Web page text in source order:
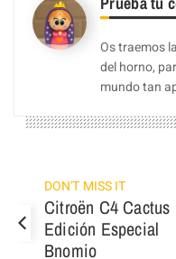
Os traemos
del horno,
mundo tan
DON'T MISS IT
Citroën C4 Cactus
Edición Especial
Bnomio